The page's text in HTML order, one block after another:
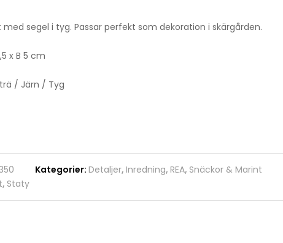
segel i tyg. Passar perfekt som dekoration i skärgården.
x B 5 cm
/ Järn / Tyg
Kategorier: Detaljer, Inredning, REA, Snäckor & Marint
, Staty